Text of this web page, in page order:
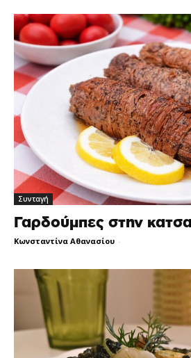
Συνταγή
Γαρδούμπες στην
Κωνσταντίνα Αθανασίου -